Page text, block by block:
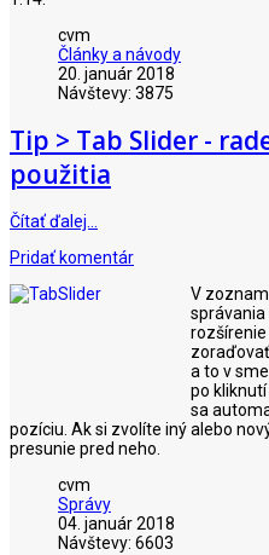
cvm
Články a návody
20. január 2018
Návštevy: 3875
Tip > Tab Slider -
použitia
Čítať ďalej…
Pridať komentár
V
správania
rozšírenie
a to v
po
sa
pozíciu. Ak si zvolíte iný alebo
presunie pred neho.
cvm
Správy
04. január 2018
Návštevy: 6603